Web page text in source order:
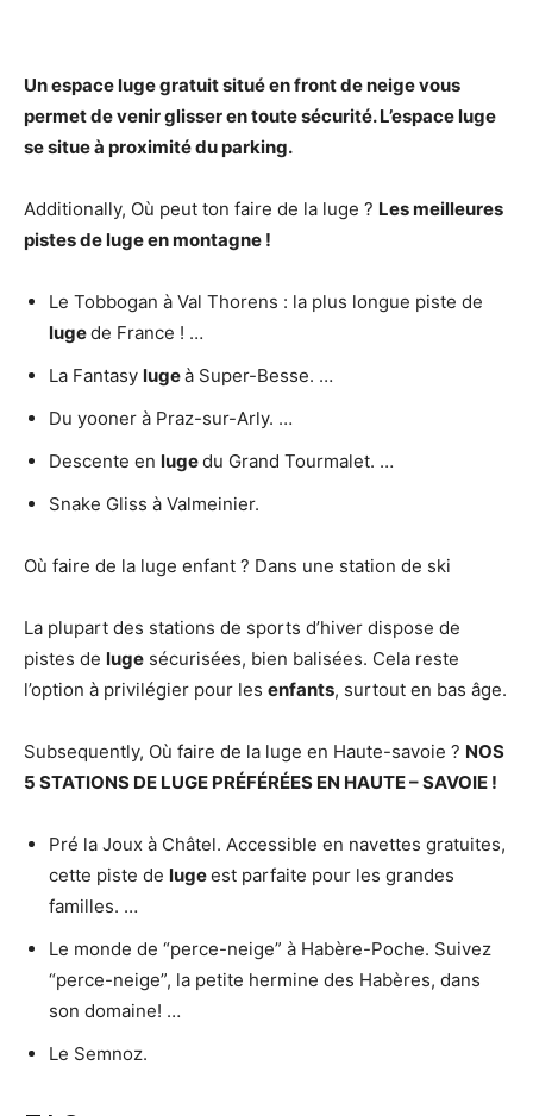
Un espaceluge gratuitsitué en front de neige vous
permet de venir glisser en toute sécurité. L’espaceluge
se situe à proximité du parking.
Additionally, Où peut ton faire de la luge ? Les meilleures
pistes delugeen montagne !
Le Tobbogan à Val Thorens : la plus longue piste de
lugede France ! …
La Fantasy lugeà Super-Besse. …
Du yooner à Praz-sur-Arly. …
Descente en lugedu Grand Tourmalet. …
Snake Gliss à Valmeinier.
Où faire de la luge enfant ? Dans une station de ski
La plupart des stations de sports d’hiver dispose de
pistes de luge sécurisées, bien balisées. Cela reste
l’option à privilégier pour les enfants, surtout en bas âge.
Subsequently, Où faire de la luge en Haute-savoie ? NOS
5 STATIONS DE LUGE PRÉFÉRÉES EN HAUTE–SAVOIE !
Pré la Joux à Châtel. Accessible en navettes gratuites,
cette piste de lugeest parfaite pour les grandes
familles. …
Le monde de “perce-neige” à Habère-Poche. Suivez
“perce-neige”, la petite hermine des Habères, dans
son domaine! …
Le Semnoz.